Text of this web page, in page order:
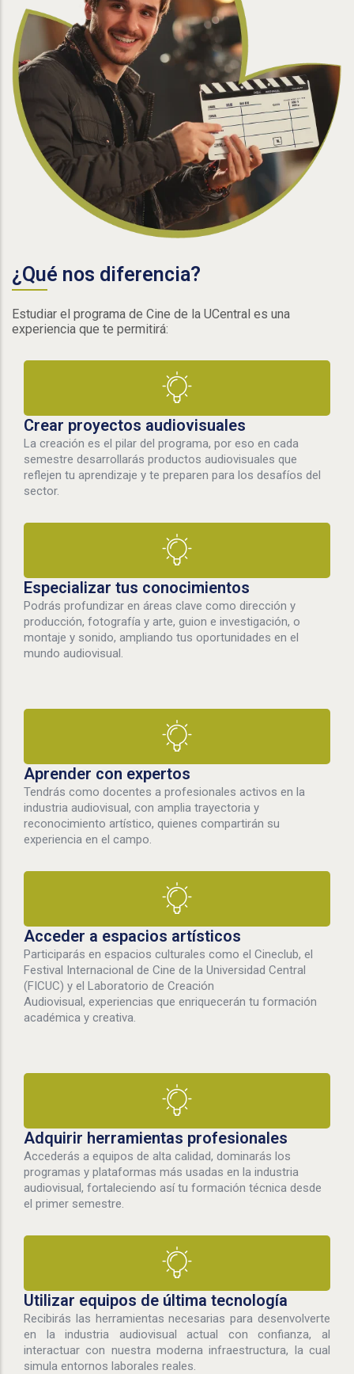
¿Qué nos diferencia?
Estudiar el programa de Cine de la UCentral es una
experiencia que te permitirá:
Crear proyectos audiovisuales
La creación es el pilar del programa, por eso en cada
semestre desarrollarás productos audiovisuales que
reflejen tu aprendizaje y te preparen para los desafíos del
sector.
Especializar tus conocimientos
Podrás profundizar en áreas clave como dirección y
producción, fotografía y arte, guion e investigación, o
montaje y sonido, ampliando tus oportunidades en el
mundo audiovisual.
Aprender con expertos
Tendrás como docentes a profesionales activos en la
industria audiovisual, con amplia trayectoria y
reconocimiento artístico, quienes compartirán su
experiencia en el campo.
Acceder a espacios artísticos
Participarás en espacios culturales como el Cineclub, el
Festival Internacional de Cine de la Universidad Central
(FICUC) y el Laboratorio de Creación
Audiovisual, experiencias que enriquecerán tu formación
académica y creativa.
Adquirir herramientas profesionales
Accederás a equipos de alta calidad, dominarás los
programas y plataformas más usadas en la industria
audiovisual, fortaleciendo así tu formación técnica desde
el primer semestre.
Utilizar equipos de última tecnología
Recibirás las herramientas necesarias para desenvolverte
en la industria audiovisual actual con confianza, al
interactuar con nuestra moderna infraestructura, la cual
simula entornos laborales reales.